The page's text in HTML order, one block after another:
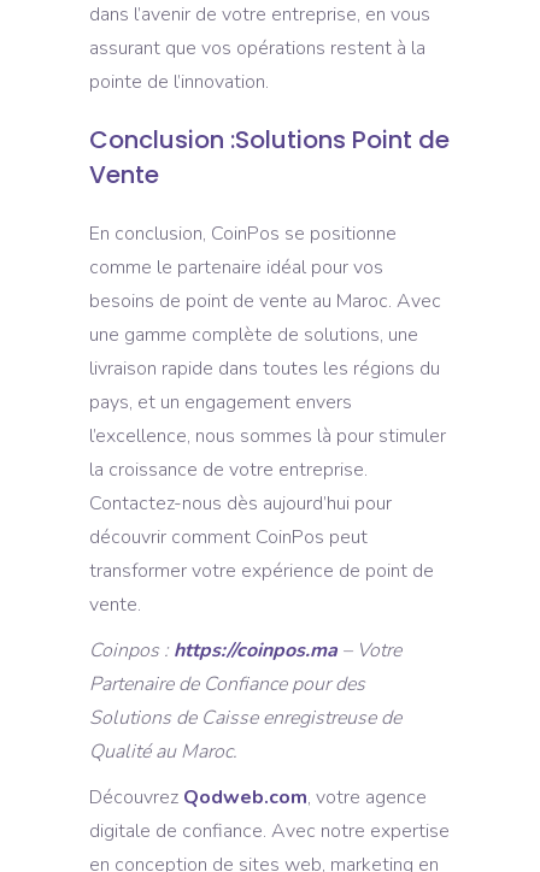
dans l’avenir de votre entreprise, en vous
assurant que vos opérations restent à la
pointe de l’innovation.
Conclusion :Solutions Point de
Vente
En conclusion, CoinPos se positionne
comme le partenaire idéal pour vos
besoins de point de vente au Maroc. Avec
une gamme complète de solutions, une
livraison rapide dans toutes les régions du
pays, et un engagement envers
l’excellence, nous sommes là pour stimuler
la croissance de votre entreprise.
Contactez-nous dès aujourd’hui pour
découvrir comment CoinPos peut
transformer votre expérience de point de
vente.
Coinpos : https://coinpos.ma – Votre
Partenaire de Confiance pour des
Solutions de Caisse enregistreuse de
Qualité au Maroc.
Découvrez Qodweb.com, votre agence
digitale de confiance. Avec notre expertise
en conception de sites web, marketing en